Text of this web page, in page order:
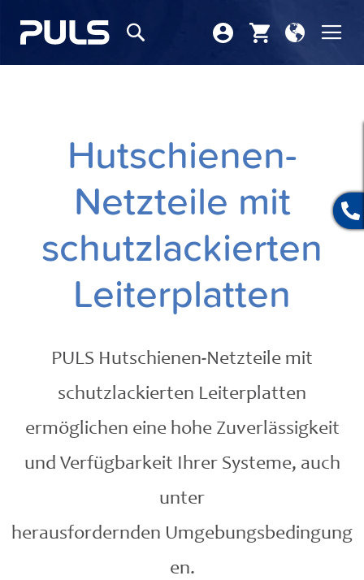
Store
wählen
Hutschienen-
Netzteile mit
schutzlackierten
Leiterplatten
PULS Hutschienen-Netzteile mit
schutzlackierten Leiterplatten
ermöglichen eine hohe Zuverlässigkeit
und Verfügbarkeit Ihrer Systeme, auch
unter
herausfordernden Umgebungsbedingung
en.